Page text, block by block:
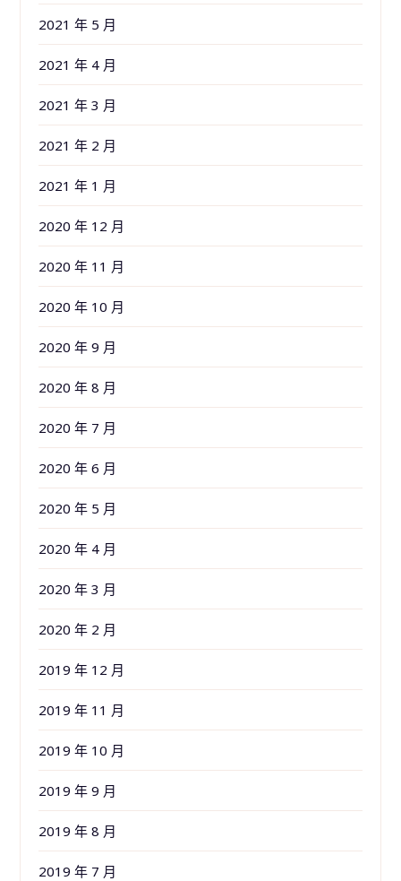
2021 年 5 月
2021 年 4 月
2021 年 3 月
2021 年 2 月
2021 年 1 月
2020 年 12 月
2020 年 11 月
2020 年 10 月
2020 年 9 月
2020 年 8 月
2020 年 7 月
2020 年 6 月
2020 年 5 月
2020 年 4 月
2020 年 3 月
2020 年 2 月
2019 年 12 月
2019 年 11 月
2019 年 10 月
2019 年 9 月
2019 年 8 月
2019 年 7 月